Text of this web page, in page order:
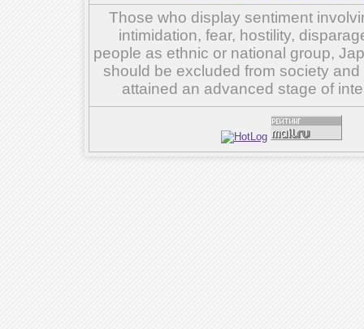
Those who display sentiment
intimidation, fear, hostility,
people as ethnic or national group,
should be excluded from society
attained an advanced stage of